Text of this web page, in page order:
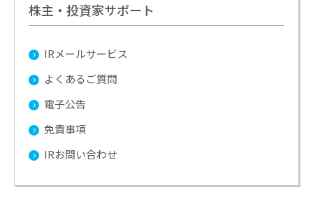
株主・投資家サポート
IRメールサービス
よくあるご質問
電子公告
免責事項
IRお問い合わせ